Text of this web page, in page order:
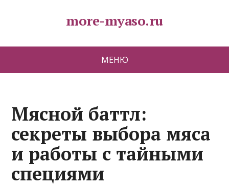
more-myaso.ru
МЕНЮ
Мясной баттл:
секреты выбора мяса
и работы с тайными
специями